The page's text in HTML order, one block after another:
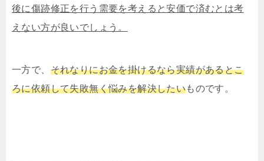
後に傷跡修正を行う需要を考えると安価で済むとは考
えない方が良いでしょう。
一方で、 それなりにお金を掛けるなら実績があるとこ
ろに依頼して失敗無く悩みを解決したいものです。